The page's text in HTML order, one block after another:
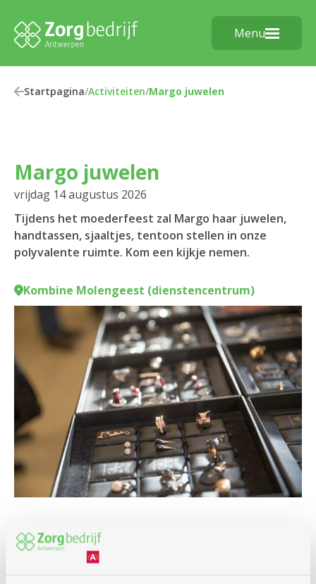
Menu
Startpagina/Activiteiten/Margo juwelen
margo juwelen
vrijdag 14 augustus 2026
Tijdens het moederfeest zal Margo haar juwelen,
handtassen, sjaaltjes, tentoon stellen in onze
polyvalente ruimte. Kom een kijkje nemen.
Kombine Molengeest (dienstencentrum)
Markt